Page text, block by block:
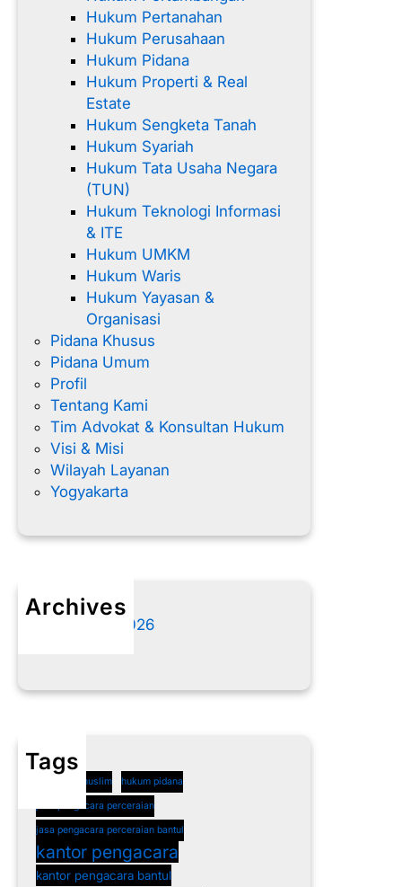
Hukum Pertanahan
Hukum Perusahaan
Hukum Pidana
Hukum Properti & Real
Estate
Hukum Sengketa Tanah
Hukum Syariah
Hukum Tata Usaha Negara
(TUN)
Hukum Teknologi Informasi
& ITE
Hukum UMKM
Hukum Waris
Hukum Yayasan &
Organisasi
Pidana Khusus
Pidana Umum
Profil
Tentang Kami
Tim Advokat & Konsultan Hukum
Visi & Misi
Wilayah Layanan
Yogyakarta
Archives
Agustus 2026
Tags
cerai non muslim hukum pidana
jasa pengacara perceraian
jasa pengacara perceraian bantul
kantor pengacara
kantor pengacara bantul